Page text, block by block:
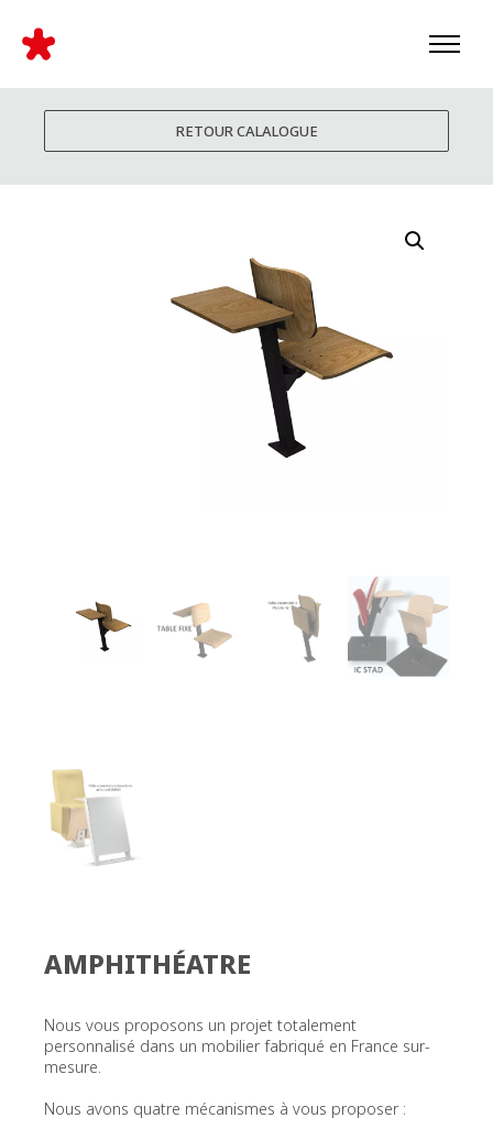
RETOUR CALALOGUE
AMPHITHÉATRE
Nous vous proposons un projet totalement
personnalisé dans un mobilier fabriqué en France sur-
mesure.
Nous avons quatre mécanismes à vous proposer :